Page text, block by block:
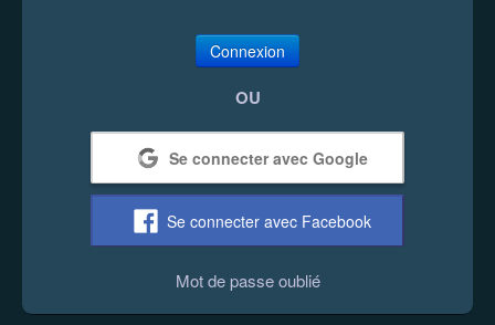
Connexion
OU
Se connecter avec Google
Se connecter avec Facebook
Mot de passe oublié